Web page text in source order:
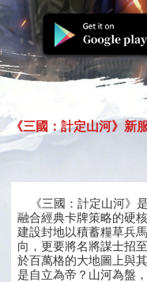
《三國：計定山河》新
《三國：計定山河》
融合經典卡牌策略的硬
建設封地以積蓄糧草兵
向，更要將名將謀士招
於百萬格的大地圖上與
是自立為帝？山河為盤